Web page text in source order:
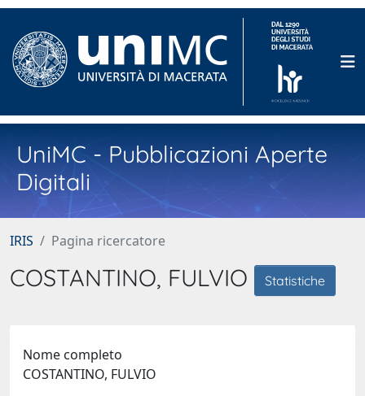
UniMC - Pubblicazioni Aperte
Digitali
IRIS Pagina ricercatore
COSTANTINO, FULVIO Statistiche
Nome completo
COSTANTINO, FULVIO